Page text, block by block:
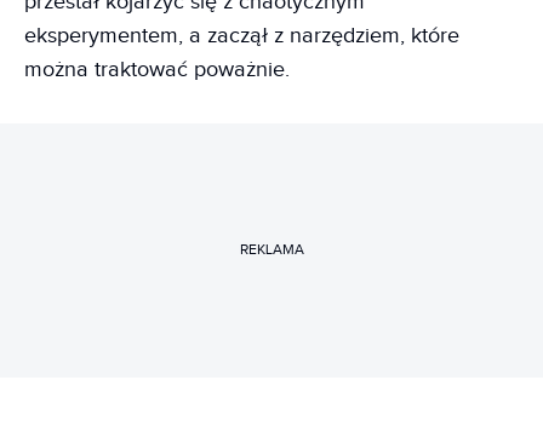
eksperymentem, a zaczął z narzędziem, które
można traktować poważnie.
REKLAMA